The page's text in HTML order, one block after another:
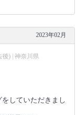
2023年02月
) | 神奈川県
していただきまし